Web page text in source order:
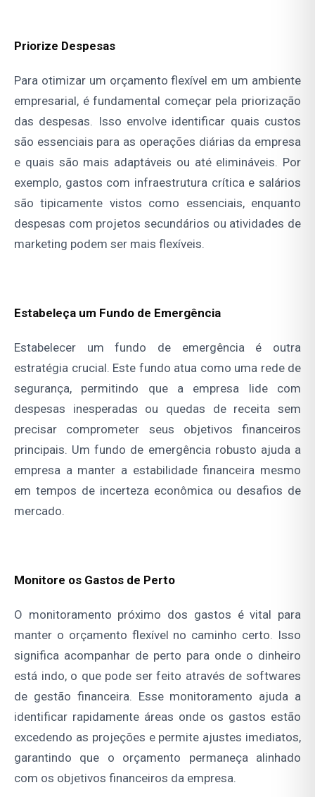
Priorize Despesas
Para otimizar um orçamento flexível em um ambiente
empresarial, é fundamental começar pela priorização
das despesas. Isso envolve identificar quais custos
são essenciais para as operações diárias da empresa
e quais são mais adaptáveis ou até elimináveis. Por
exemplo, gastos com infraestrutura crítica e salários
são tipicamente vistos como essenciais, enquanto
despesas com projetos secundários ou atividades de
marketing podem ser mais flexíveis.
Estabeleça um Fundo de Emergência
Estabelecer um fundo de emergência é outra
estratégia crucial. Este fundo atua como uma rede de
segurança, permitindo que a empresa lide com
despesas inesperadas ou quedas de receita sem
precisar comprometer seus objetivos financeiros
principais. Um fundo de emergência robusto ajuda a
empresa a manter a estabilidade financeira mesmo
em tempos de incerteza econômica ou desafios de
mercado.
Monitore os Gastos de Perto
O monitoramento próximo dos gastos é vital para
manter o orçamento flexível no caminho certo. Isso
significa acompanhar de perto para onde o dinheiro
está indo, o que pode ser feito através de softwares
de gestão financeira. Esse monitoramento ajuda a
identificar rapidamente áreas onde os gastos estão
excedendo as projeções e permite ajustes imediatos,
garantindo que o orçamento permaneça alinhado
com os objetivos financeiros da empresa.